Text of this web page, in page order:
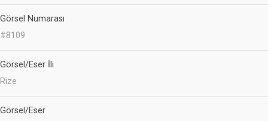
Görsel Numarası
#8109
Görsel/Eser İli
Rize
Görsel/Eser